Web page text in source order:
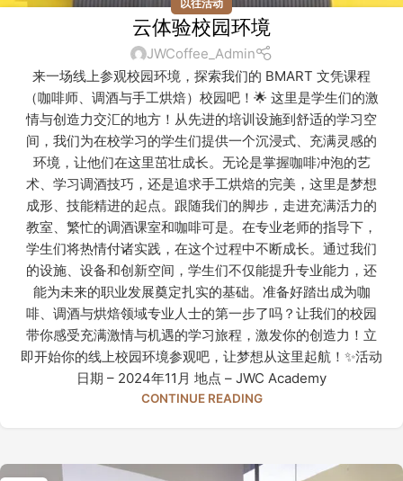
以往活动
云体验校园环境
JWCoffee_Admin
来一场线上参观校园环境，探索我们的 BMART 文凭课程
（咖啡师、调酒与手工烘焙）校园吧！🌟 这里是学生们的激
情与创造力交汇的地方！从先进的培训设施到舒适的学习空
间，我们为在校学习的学生们提供一个沉浸式、充满灵感的
环境，让他们在这里茁壮成长。无论是掌握咖啡冲泡的艺
术、学习调酒技巧，还是追求手工烘焙的完美，这里是梦想
成形、技能精进的起点。跟随我们的脚步，走进充满活力的
教室、繁忙的调酒课室和咖啡可是。在专业老师的指导下，
学生们将热情付诸实践，在这个过程中不断成长。通过我们
的设施、设备和创新空间，学生们不仅能提升专业能力，还
能为未来的职业发展奠定扎实的基础。准备好踏出成为咖
啡、调酒与烘焙领域专业人士的第一步了吗？让我们的校园
带你感受充满激情与机遇的学习旅程，激发你的创造力！立
即开始你的线上校园环境参观吧，让梦想从这里起航！✨活动
日期 – 2024年11月 地点 – JWC Academy
CONTINUE READING